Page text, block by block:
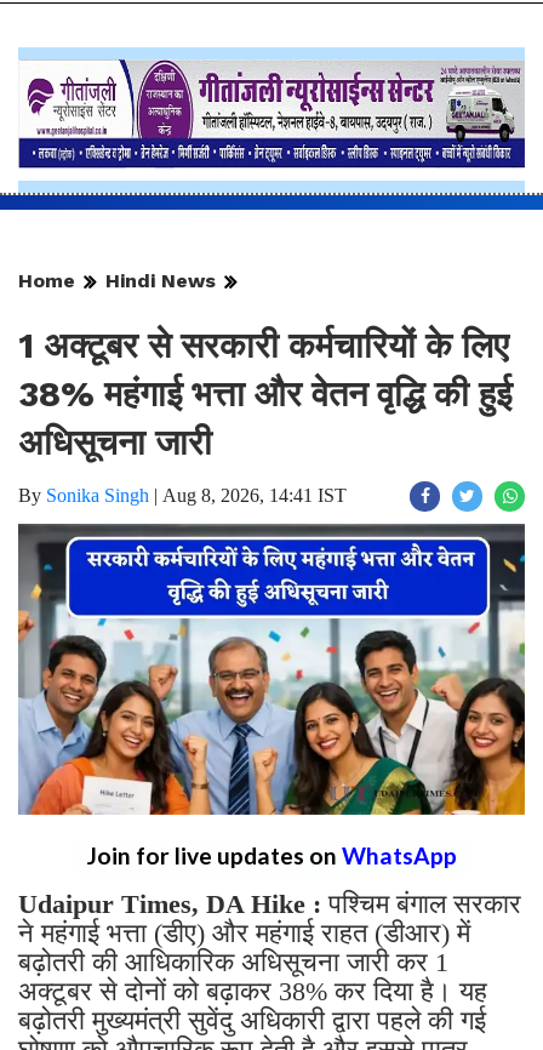
Home Hindi News
1 अक्टूबर से सरकारी कर्मचारियों के लिए
38% महंगाई भत्ता और वेतन वृद्धि की हुई
अधिसूचना जारी
By Sonika Singh | Aug 8, 2026, 14:41 IST
Join for live updates on WhatsApp
Udaipur Times, DA Hike : पश्चिम बंगाल सरकार
ने महंगाई भत्ता (डीए) और महंगाई राहत (डीआर) में
बढ़ोतरी की आधिकारिक अधिसूचना जारी कर 1
अक्टूबर से दोनों को बढ़ाकर 38% कर दिया है। यह
बढ़ोतरी मुख्यमंत्री सुवेंदु अधिकारी द्वारा पहले की गई